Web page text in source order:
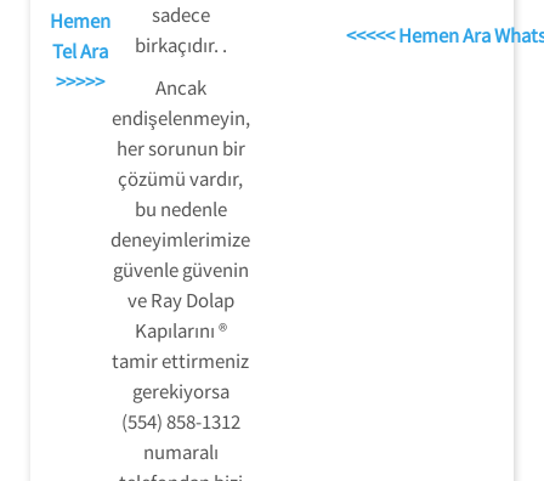
Hemen
Tel Ara
>>>>>
sadece
birkaçıdır. .
Ancak
endişelenmeyin,
her sorunun bir
çözümü vardır,
bu nedenle
deneyimlerimize
güvenle güvenin
ve Ray Dolap
Kapılarını ®
tamir ettirmeniz
gerekiyorsa
(554) 858-1312
numaralı
<<<<< Hemen Ara